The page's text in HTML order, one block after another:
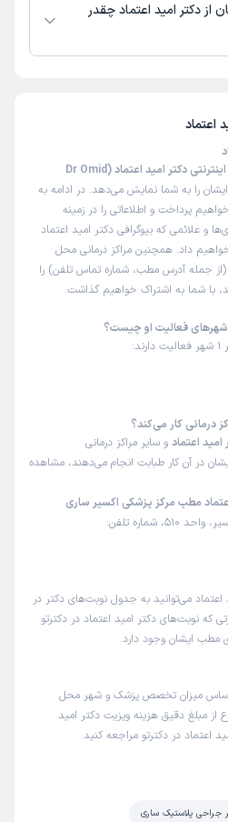
از دکتر امید اعتماد چقدر
اعتماد
این صفحه مثل سایت نوبت‌دهی اینترنتی دکتر امید اعتماد (Dr Omid
را به شما نمایش می‌دهد. در ادامه به
خواهیم پرداخت و اطلاعاتی را در زمینه
و علائمی که بیوگرافی دکتر امید اعتماد
داد. همچنین مراکز درمانی محل
(از جمله آدرس مطب، شماره تماس تلفن) را
با شما به اشتراک خواهیم گذاشت.
شهرهای فعالیت او چیست؟
درمانی کار می‌کند؟
اعتماد و سایر مراکز درمانی
در آن کار طبابت انجام می‌دهند، مشاهده
مطب مرکز پزشکی اکسیر ساری
ساری، بلوار خزر، مرکز پزشکی اکسیر، واحد 510، شماره تلفن:
اعتماد می‌توانید به جدول نوبت‌های دکتر در
نوبت‌های دکتر امید اعتماد در دکترتو
مطب ایشان وجود دارد.
اساس میزان تخصص پزشک و شهر محل
از مبلغ دقیق هزینه ویزیت دکتر امید
اعتماد در دکترتو مراجعه کنید.
جراحی پلاستیک ساری